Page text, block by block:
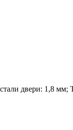
двери: 1,8 мм;